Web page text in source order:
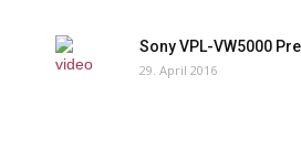
Sony VPL-VW5000
29. April 2016